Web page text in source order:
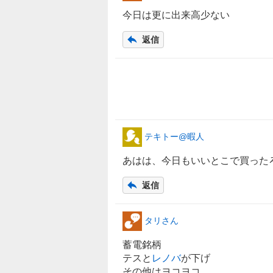
今日は更に出来高少ない
返信
テキトー@暇人
あはは、今日もいいとこで買った
返信
タリさん
蓄電銘柄
テスと レノバが下げ